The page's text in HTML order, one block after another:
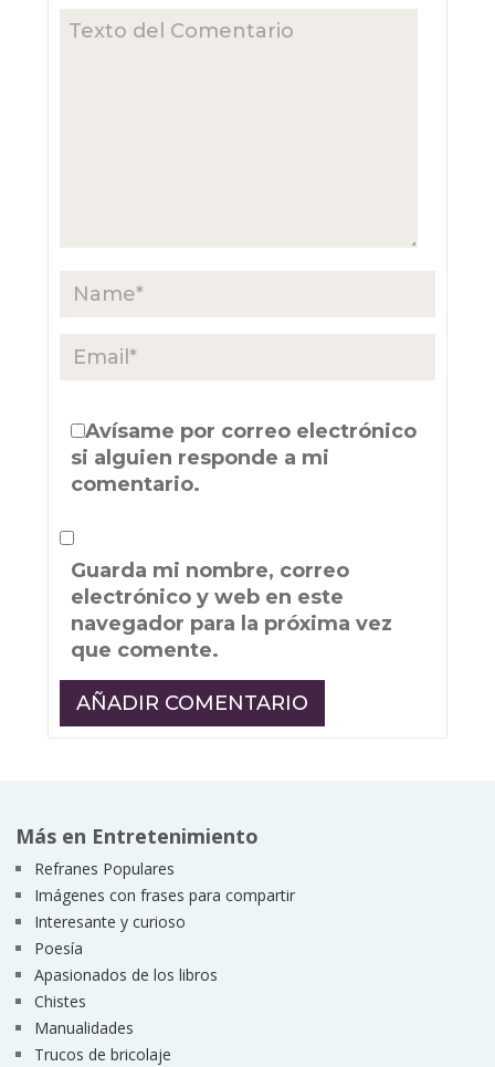
Avísame por correo electrónico
si alguien responde a mi
comentario.
Guarda mi nombre, correo
electrónico y web en este
navegador para la próxima vez
que comente.
Más en Entretenimiento
Refranes Populares
Imágenes con frases para compartir
Interesante y curioso
Poesía
Apasionados de los libros
Chistes
Manualidades
Trucos de bricolaje